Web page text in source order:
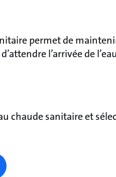
permet de
l’arrivée de
chaude sanitaire et